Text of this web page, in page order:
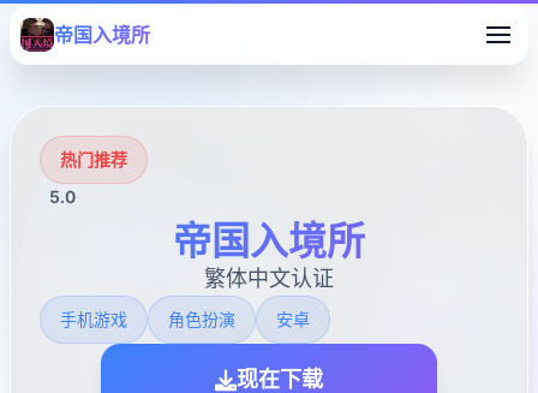
帝国入境所
热门推荐
5.0
帝国入境所
繁体中文认证
手机游戏 角色扮演 安卓
现在下载